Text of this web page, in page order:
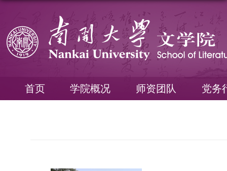
首页 学院概况 师资团队 党务